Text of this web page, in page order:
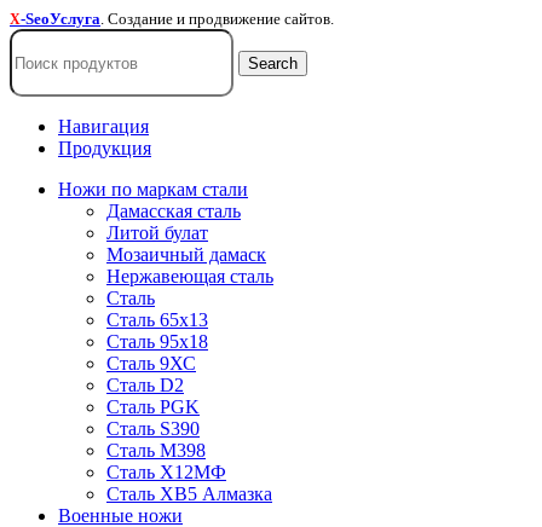
X-SeoУслуга. Создание и продвижение сайтов.
Search
Навигация
Продукция
Ножи по маркам стали
Дамасская сталь
Литой булат
Мозаичный дамаск
Нержавеющая сталь
Сталь
Сталь 65х13
Сталь 95х18
Сталь 9ХС
Сталь D2
Сталь PGK
Сталь S390
Сталь M398
Сталь Х12МФ
Сталь ХВ5 Алмазка
Военные ножи